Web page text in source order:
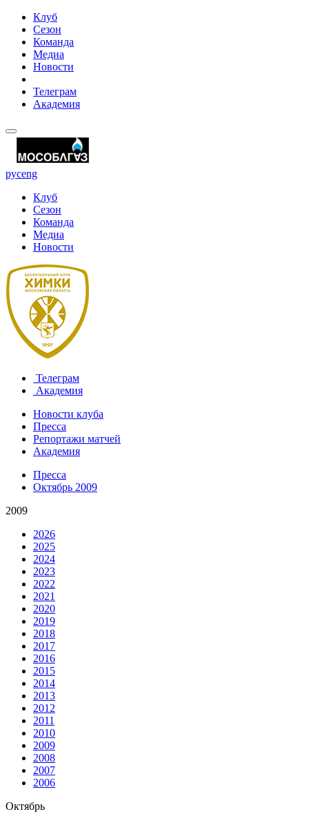
Клуб
Сезон
Команда
Медиа
Новости
Телеграм
Академия
русeng
Клуб
Сезон
Команда
Медиа
Новости
Телеграм
Академия
Новости клуба
Пресса
Репортажи матчей
Академия
Пресса
Октябрь 2009
2009
2026
2025
2024
2023
2022
2021
2020
2019
2018
2017
2016
2015
2014
2013
2012
2011
2010
2009
2008
2007
2006
Октябрь